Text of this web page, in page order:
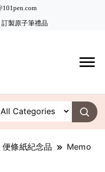
訂製原子筆禮品
便條紙紀念品
Memo